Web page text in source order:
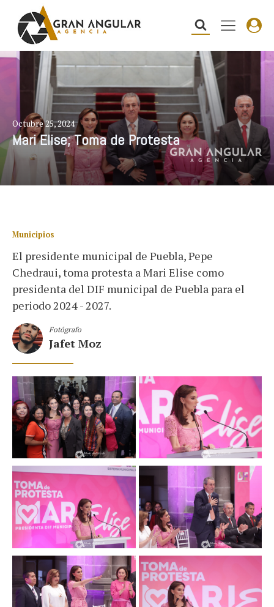
Octubre 25, 2024
Mari Elise; Toma de Protesta
Municipios
El presidente municipal de Puebla, Pepe
Chedraui, toma protesta a Mari Elise como
presidenta del DIF municipal de Puebla para el
periodo 2024 - 2027.
Fotógrafo
Jafet Moz